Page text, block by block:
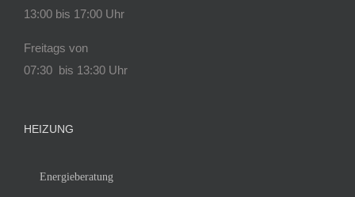
13:00 bis 17:00 Uhr
Freitags von
07:30 bis 13:30 Uhr
HEIZUNG
Energieberatung